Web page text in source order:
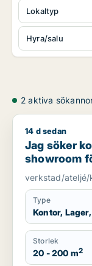
Lokaltyp
Hyra/salu
2 aktiva
Jag söker
14 d sedan
Jag söker
showroom
Götaland
verkstad/
Type
Kontor,
Storlek
20 - 200 m2